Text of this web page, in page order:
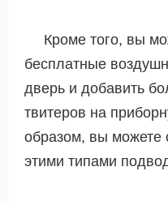
Кроме того, вы
бесплатные
дверь и добавить
твитеров на
образом, вы можете
этими типами